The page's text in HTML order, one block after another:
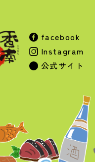
facebook
Instagram
公式サイト